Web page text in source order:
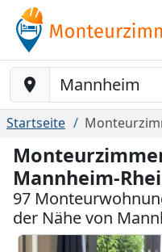
Baustelle-Location
Startseite
Mannheim-
97
der Nähe von